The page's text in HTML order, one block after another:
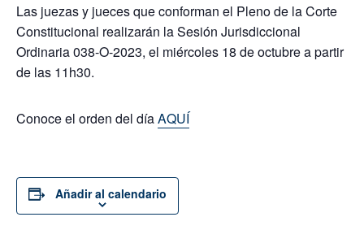
Las juezas y jueces que conforman el Pleno de la Corte
Constitucional realizarán la Sesión Jurisdiccional
Ordinaria 038-O-2023, el miércoles 18 de octubre a partir
de las 11h30.
Conoce el orden del díaAQUÍ
Añadir al calendario